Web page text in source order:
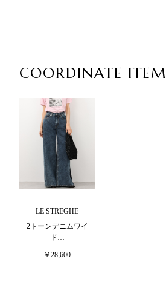
COORDINATE ITEM
LE STREGHE
2トーンデニムワイ
ド…
￥28,600